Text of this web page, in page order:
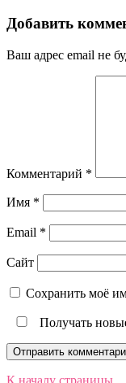
Добавить
Ваш адрес email не
Комментарий *
Имя *
Email *
Сайт
Сохранить моё
Получать
К началу страницы